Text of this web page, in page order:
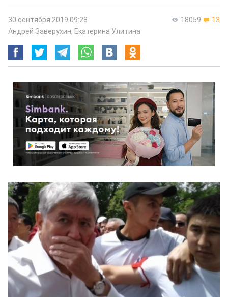
18059 13
30 сентября 2019 09:28
Андрей Заверухин, Екатерина Улитина